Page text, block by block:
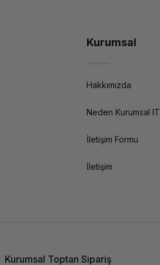
Kurumsal
Hakkımızda
Neden Kurumsal IT
İletişim Formu
İletişim
Kurumsal Toptan Sipariş